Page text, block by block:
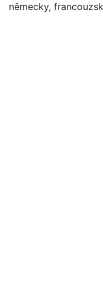
německy,